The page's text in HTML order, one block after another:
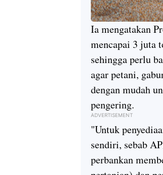
Ia mengatakan
mencapai 3 juta
sehingga perlu
agar petani,
dengan mudah
pengering.
ADVERTISEMENT
"Untuk
sendiri, sebab
perbankan